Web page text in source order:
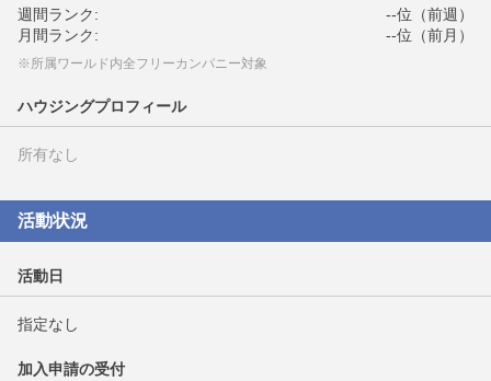
週間ランク:
--位（前週）
月間ランク:
--位（前月）
※所属ワールド内全フリーカンパニー対象
ハウジングプロフィール
所有なし
活動状況
活動日
指定なし
加入申請の受付